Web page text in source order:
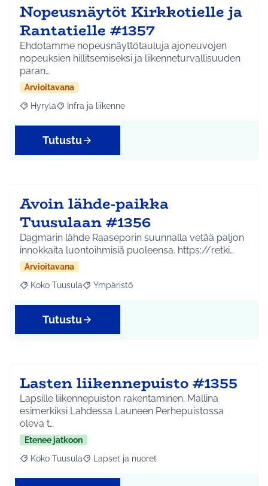
Nopeusnäytöt Kirkkotielle ja
Rantatielle #1357
Ehdotamme nopeusnäyttötauluja ajoneuvojen
nopeuksien hillitsemiseksi ja liikenneturvallisuuden
paran…
Arvioitavana
Rajaa tulokset aihepiirin mukaan: Hyrylä
Hyrylä Rajaa tulokset teeman mukaan: Infra ja liikenne
Infra ja liikenne
Tutustu
Avoin lähde-paikka
Tuusulaan #1356
Dagmarin lähde Raaseporin suunnalla vetää paljon
innokkaita luontoihmisiä puoleensa. https://retki…
Arvioitavana
Rajaa tulokset aihepiirin mukaan: Koko Tuusula
Koko Tuusula Rajaa tulokset teeman mukaan: Ympäristö
Ympäristö
Tutustu
Lasten liikennepuisto #1355
Lapsille liikennepuiston rakentaminen. Mallina
esimerkiksi Lahdessa Launeen Perhepuistossa
oleva t…
Etenee jatkoon
Rajaa tulokset aihepiirin mukaan: Koko Tuusula
Koko Tuusula Rajaa tulokset teeman mukaan: Lapset ja
Lapset ja nuoret